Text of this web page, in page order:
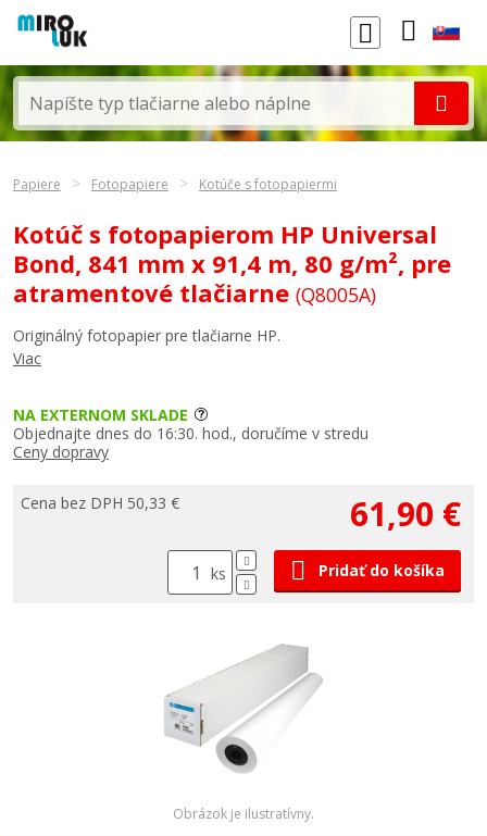
Papiere Fotopapiere Kotúče s fotopapiermi
Kotúč s fotopapierom HP Universal
Bond, 841 mm x 91,4 m, 80 g/m², pre
atramentové tlačiarne (Q8005A)
Originálný fotopapier pre tlačiarne HP.
Viac
NA EXTERNOM SKLADE
Objednajte dnes do 16:30. hod., doručíme v stredu
Ceny dopravy
Cena bez DPH 50,33 € 61,90 €
ks Pridať do košíka
Obrázok je ilustratívny.